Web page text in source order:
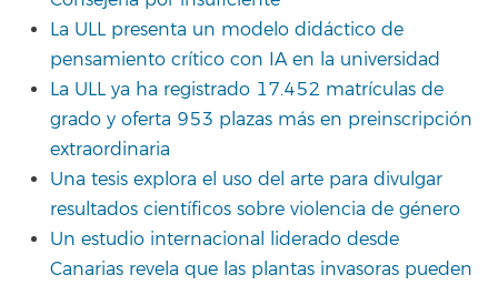
La ULL presenta un modelo didáctico de
pensamiento crítico con IA en la universidad
La ULL ya ha registrado 17.452 matrículas de
grado y oferta 953 plazas más en preinscripción
extraordinaria
Una tesis explora el uso del arte para divulgar
resultados científicos sobre violencia de género
Un estudio internacional liderado desde
Canarias revela que las plantas invasoras pueden